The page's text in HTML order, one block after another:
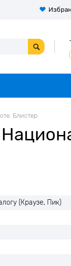
Блистер
(Краузе, Пик)